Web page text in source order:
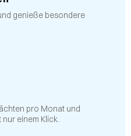
genieße besondere
pro Monat und
einem Klick.